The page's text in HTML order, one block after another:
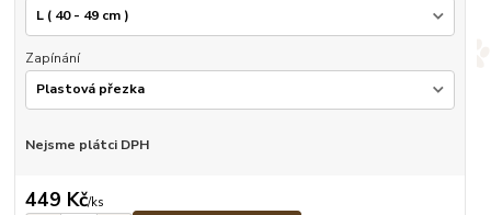
Zapínání
Nejsme plátci DPH
449 Kč/ks